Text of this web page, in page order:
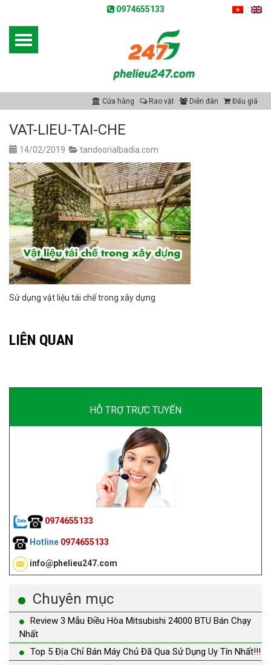
0974655133
Cửa hàng Rao vặt Diễn đàn Đấu giá
VAT-LIEU-TAI-CHE
14/02/2019 tandoorialbadia.com
Sử dụng vật liệu tái chế trong xây dựng
LIÊN QUAN
HỖ TRỢ TRỰC TUYẾN
0974655133
Hotline 0974655133
info@phelieu247.com
Chuyên mục
Review 3 Mẫu Điều Hòa Mitsubishi 24000 BTU Bán Chạy
Nhất
Top 5 Địa Chỉ Bán Máy Chủ Đã Qua Sử Dụng Uy Tín Nhất!!!